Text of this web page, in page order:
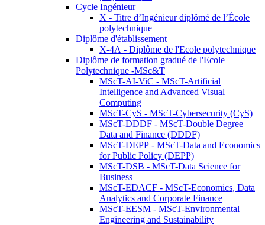
Cycle Ingénieur
X - Titre d’Ingénieur diplômé de l’École
polytechnique
Diplôme d'établissement
X-4A - Diplôme de l'Ecole polytechnique
Diplôme de formation gradué de l'Ecole
Polytechnique -MSc&T
MScT-AI-ViC - MScT-Artificial
Intelligence and Advanced Visual
Computing
MScT-CyS - MScT-Cybersecurity (CyS)
MScT-DDDF - MScT-Double Degree
Data and Finance (DDDF)
MScT-DEPP - MScT-Data and Economics
for Public Policy (DEPP)
MScT-DSB - MScT-Data Science for
Business
MScT-EDACF - MScT-Economics, Data
Analytics and Corporate Finance
MScT-EESM - MScT-Environmental
Engineering and Sustainability